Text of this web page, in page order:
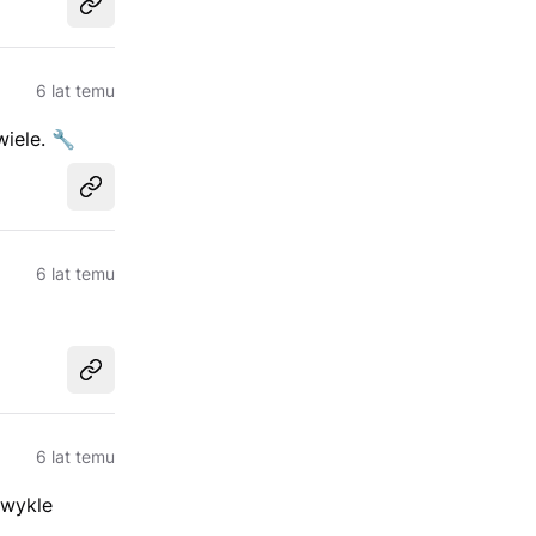
Udostępnij
6 lat temu
🔧
Udostępnij
6 lat temu
Udostępnij
6 lat temu